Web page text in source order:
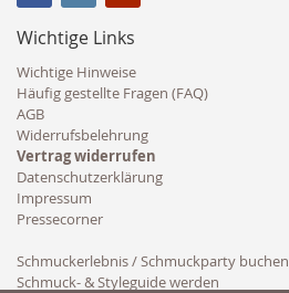
Wichtige Links
Wichtige Hinweise
Häufig gestellte Fragen (FAQ)
AGB
Widerrufsbelehrung
Vertrag widerrufen
Datenschutzerklärung
Impressum
Pressecorner
Schmuckerlebnis / Schmuckparty buchen
Schmuck- & Styleguide werden